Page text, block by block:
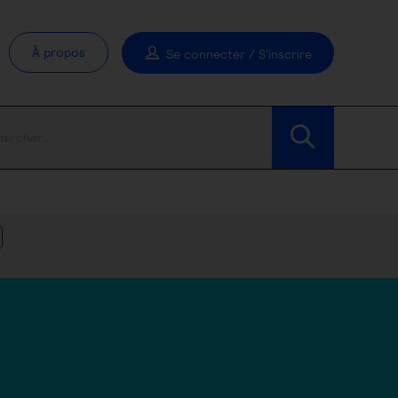
À propos Se connecter / S'inscrire